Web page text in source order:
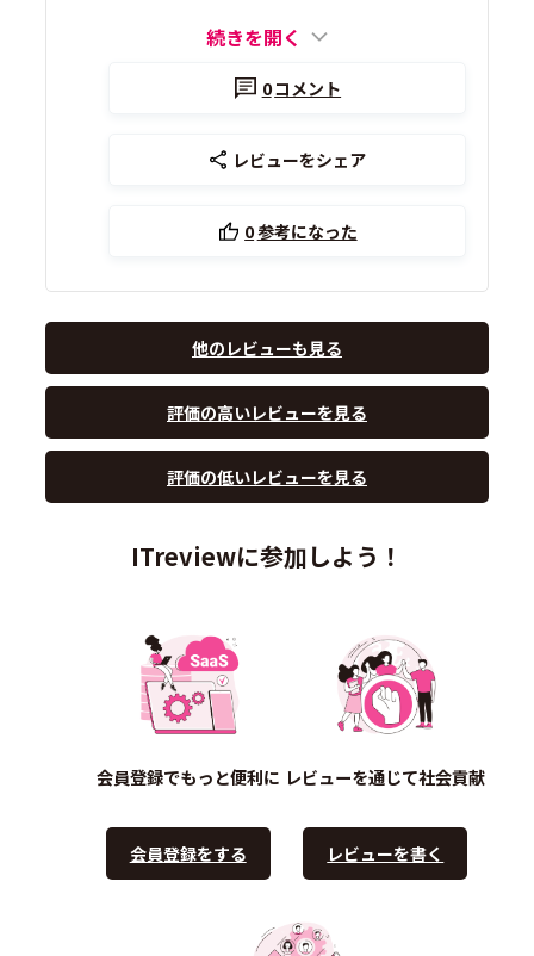
続きを開く
0コメント
レビューをシェア
0参考になった
他のレビューも見る
評価の高いレビューを見る
評価の低いレビューを見る
ITreviewに参加しよう！
会員登録でもっと便利に
会員登録をする
レビューを通じて社会貢献
レビューを書く